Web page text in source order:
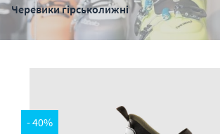
Черевики гірськолижні
- 40%